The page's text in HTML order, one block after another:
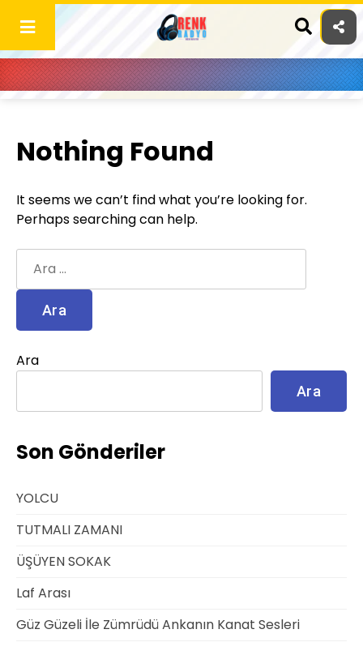
content
Nothing Found
It seems we can’t find what you’re looking for.
Perhaps searching can help.
Ara
Ara
Son Gönderiler
YOLCU
TUTMALI ZAMANI
ÜŞÜYEN SOKAK
Laf Arası
Güz Güzeli İle Zümrüdü Ankanın Kanat Sesleri